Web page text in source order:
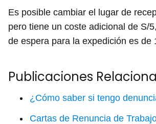
Es posible cambiar el lugar de
pero tiene un coste adicional de S/
de espera para la expedición es de
Publicaciones
¿Cómo saber si tengo
Cartas de Renuncia de